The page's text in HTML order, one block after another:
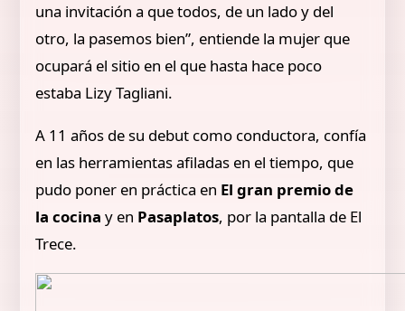
una invitación a que todos, de un lado y del
otro, la pasemos bien”, entiende la mujer que
ocupará el sitio en el que hasta hace poco
estaba Lizy Tagliani.
A 11 años de su debut como conductora, confía
en las herramientas afiladas en el tiempo, que
pudo poner en práctica en El gran premio de
la cocina y en Pasaplatos, por la pantalla de El
Trece.